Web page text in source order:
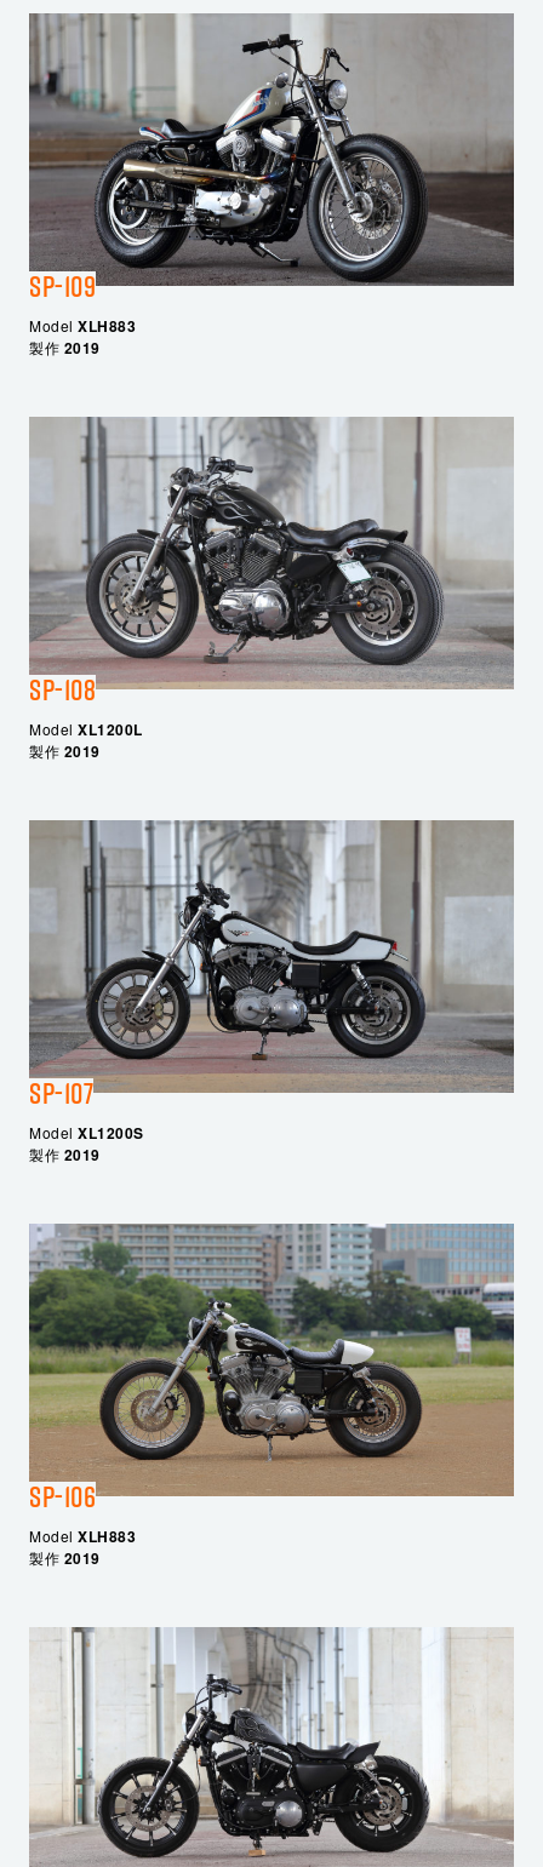
SP-109
Model XLH883
製作 2019
SP-108
Model XL1200L
製作 2019
SP-107
Model XL1200S
製作 2019
SP-106
Model XLH883
製作 2019